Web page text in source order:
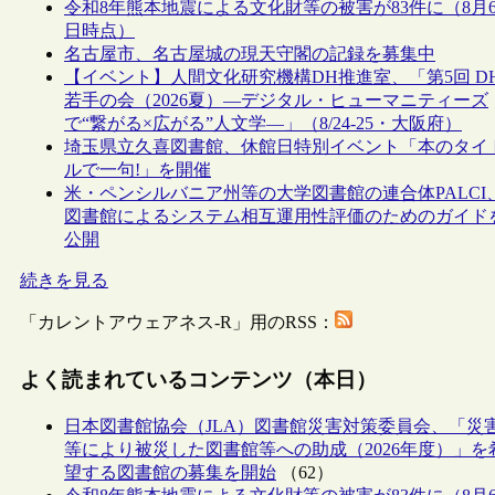
令和8年熊本地震による文化財等の被害が83件に（8月
日時点）
名古屋市、名古屋城の現天守閣の記録を募集中
【イベント】人間文化研究機構DH推進室、「第5回
若手の会（2026夏）―デジタル・ヒューマニティーズ
で“繋がる×広がる”人文学―」（8/24-25・大阪府）
埼玉県立久喜図書館、休館日特別イベント「本のタイ
ルで一句!」を開催
米・ペンシルバニア州等の大学図書館の連合体PALCI、
図書館によるシステム相互運用性評価のためのガイド
公開
続きを見る
「カレントアウェアネス-R」用のRSS：
よく読まれているコンテンツ（本日）
日本図書館協会（JLA）図書館災害対策委員会、「災
等により被災した図書館等への助成（2026年度）」を
望する図書館の募集を開始 （62）